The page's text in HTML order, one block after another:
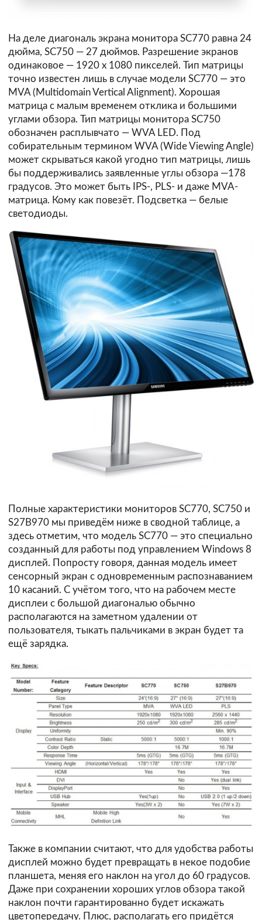
На деле диагональ экрана монитора SC770 равна 24
дюйма, SC750 — 27 дюймов. Разрешение экранов
одинаковое — 1920 x 1080 пикселей. Тип матрицы
точно известен лишь в случае модели SC770 — это
MVA (Multidomain Vertical Alignment). Хорошая
матрица с малым временем отклика и большими
углами обзора. Тип матрицы монитора SC750
обозначен расплывчато — WVA LED. Под
собирательным термином WVA (Wide Viewing Angle)
может скрываться какой угодно тип матрицы, лишь
бы поддерживались заявленные углы обзора —178
градусов. Это может быть IPS-, PLS- и даже MVA-
матрица. Кому как повезёт. Подсветка — белые
светодиоды.
Полные характеристики мониторов SC770, SC750 и
S27B970 мы приведём ниже в сводной таблице, а
здесь отметим, что модель SC770 — это специально
созданный для работы под управлением Windows 8
дисплей. Попросту говоря, данная модель имеет
сенсорный экран с одновременным распознаванием
10 касаний. С учётом того, что на рабочем месте
дисплеи с большой диагональю обычно
располагаются на заметном удалении от
пользователя, тыкать пальчиками в экран будет та
ещё зарядка.
Также в компании считают, что для удобства работы
дисплей можно будет превращать в некое подобие
планшета, меняя его наклон на угол до 60 градусов.
Даже при сохранении хороших углов обзора такой
наклон почти гарантированно будет искажать
цветопередачу. Плюс, располагать его придётся